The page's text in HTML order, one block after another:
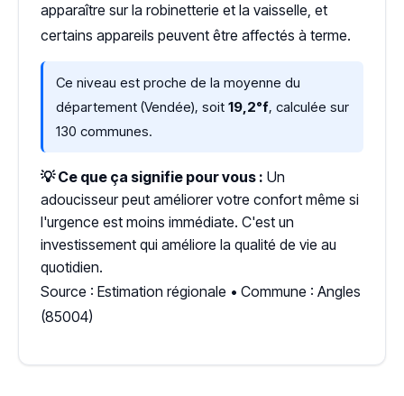
apparaître sur la robinetterie et la vaisselle, et
certains appareils peuvent être affectés à terme.
Ce niveau est proche de la moyenne du
département (Vendée), soit 19,2°f, calculée sur
130 communes.
💡 Ce que ça signifie pour vous : Un
adoucisseur peut améliorer votre confort même si
l'urgence est moins immédiate. C'est un
investissement qui améliore la qualité de vie au
quotidien.
Source : Estimation régionale • Commune : Angles
(85004)